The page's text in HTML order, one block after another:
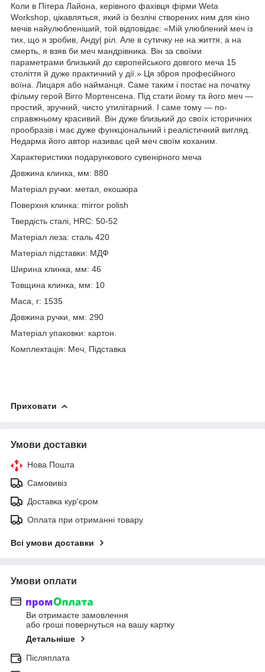
Коли в Пітера Лайона, керівного фахівця фірми Weta
Workshop, цікавляться, який із безлічі створених ним для кіно
мечів найулюбленіший, той відповідає: «Мій улюблений меч із
тих, що я зробив, Анду| ріл. Але в сутичку не на життя, а на
смерть, я взяв би меч мандрівника. Він за своїми
параметрами близький до європейського довгого меча 15
століття й дуже практичний у дії.» Ця зброя професійного
воїна. Лицаря або найманця. Саме таким і постає на початку
фільму герой Вігго Мортенсена. Під стати йому та його меч —
простий, зручний, чисто утилітарний. І саме тому — по-
справжньому красивий. Він дуже близький до своїх історичних
прообразів і має дуже функціональний і реалістичний вигляд.
Недарма його автор називає цей меч своїм коханим.
Характеристики подарункового сувенірного меча
Довжина клинка, мм: 880
Матеріал ручки: метал, екошкіра
Поверхня клинка: mirror polish
Твердість сталі, HRC: 50-52
Матеріал леза: сталь 420
Матеріал підставки: МДФ
Ширина клинка, мм: 46
Товщина клинка, мм: 10
Маса, г: 1535
Довжина ручки, мм: 290
Матеріал упаковки: картон.
Комплектація: Меч, Підставка
Приховати
Умови доставки
Нова Пошта
Самовивіз
Доставка кур'єром
Оплата при отриманні товару
Всі умови доставки
Умови оплати
Ви отримаєте замовлення
або гроші повернуться на вашу картку
Детальніше
Післяплата